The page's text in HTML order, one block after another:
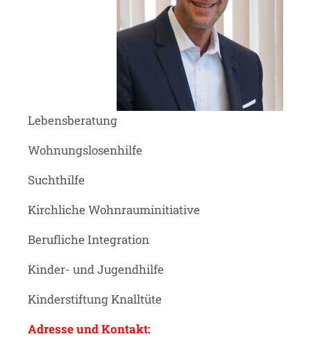
Lebensberatung
Wohnungslosenhilfe
Suchthilfe
Kirchliche Wohnrauminitiative
Berufliche Integration
Kinder- und Jugendhilfe
Kinderstiftung Knalltüte
Adresse und Kontakt: